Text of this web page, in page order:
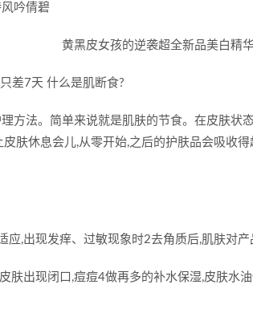
吟倩碧
差7天 什么是肌断食?
方法。简单来说就是肌肤的节食。在皮肤状
肤休息会儿,从零开始,之后的护肤品会吸收
应,出现发痒、过敏现象时2去角质后,肌肤对
肤出现闭口,痘痘4做再多的补水保湿,皮肤水